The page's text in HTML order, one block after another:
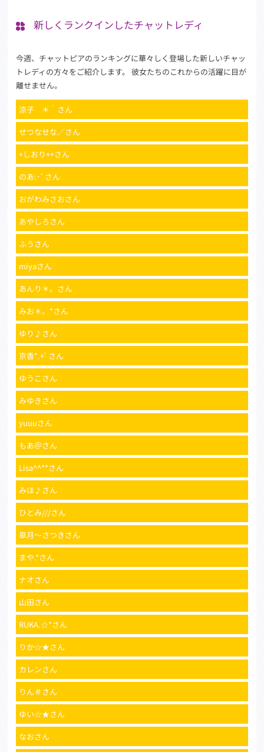
新しくランクインしたチャットレディ
今週、チャットピアのランキングに華々しく登場した新しいチャッ
トレディの方々をご紹介します。 彼女たちのこれからの活躍に目が
離せません。
涼子 ＊｀さん
せつなせな／さん
+しおり++さん
のあ:･ﾟさん
おがわみさおさん
あやしろさん
ふうさん
miyaさん
あんり＊。さん
みお＊。*さん
ゆり♪さん
京香*.+ﾟさん
ゆうこさん
みゆきさん
yuuuさん
もあ＠さん
Lisa^^**さん
みほ♪さん
ひとみ///さん
皐月〜さつきさん
まや.*さん
ナオさん
山田さん
RUKA.☆*さん
りか☆★さん
カレンさん
りん＃さん
ゆい☆★さん
なおさん